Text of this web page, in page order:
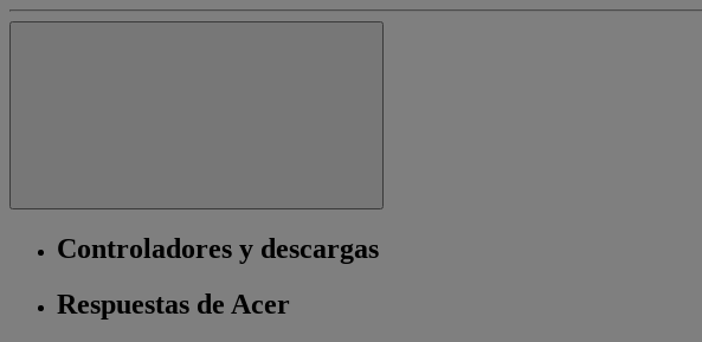
Controladores y descargas
Respuestas de Acer